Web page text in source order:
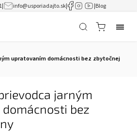
| info@usporiadajto.sk| |Blog
upratovaním domácnosti bez zbytočnej
jarným
bez